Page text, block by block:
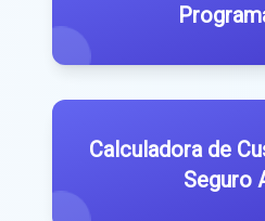
Calculadora de
Seguro